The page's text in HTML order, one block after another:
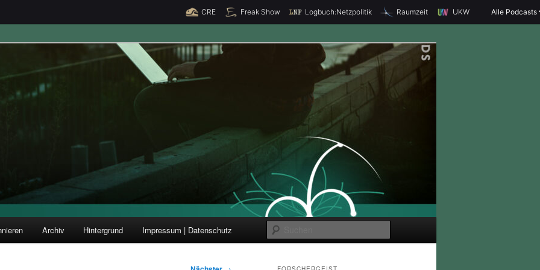
CRE Freak Show Logbuch:Netzpolitik Raumzeit UKW Alle Podcasts
und Forschung
u
Archiv Hintergrund Impressum | Datenschutz